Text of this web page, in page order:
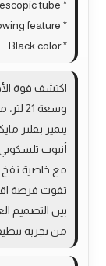
* Metal telescopic tube
* Air blowing feature
* Black color
وسعة
يتميز بفلتر
أنبوب
مع خاصية نفخ
تفوت فرصة
بين التصميم
من تجربة